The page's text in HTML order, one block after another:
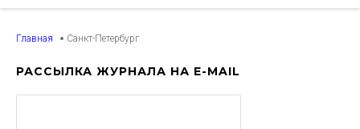
Главная Санкт-Петербург
РАССЫЛКА ЖУРНАЛА НА E-MAIL